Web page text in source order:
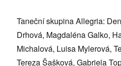
Taneční skupina Allegria:
Drhová, Magdaléna Galko,
Michalová, Luisa Mylerová,
Tereza Šašková, Gabriela